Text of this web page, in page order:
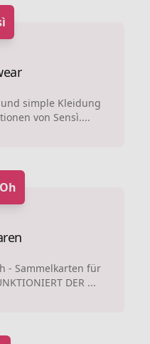
simple Kleidung
von Sensì....
- Sammelkarten für
DER ...